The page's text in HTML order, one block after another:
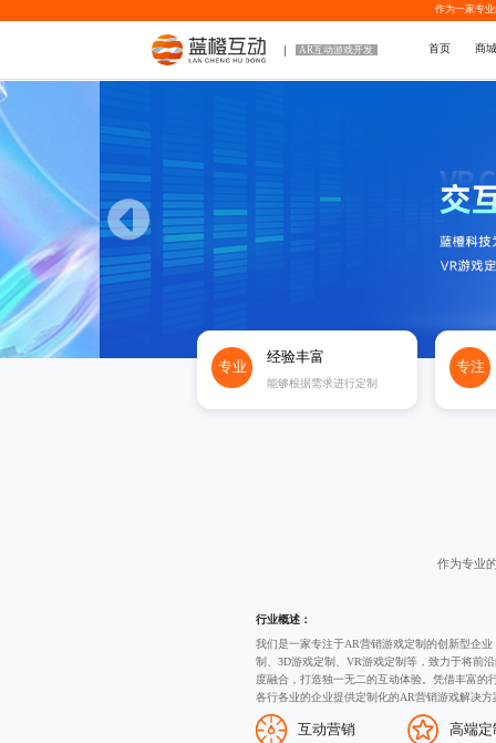
作为一家专业
AR互动游戏开发 首页 商
专业
经验丰富
能够根据需求进行定制
专注
作为专业
行业概述：
我们是一家专注于AR营销游戏定制的创新型企
制
、3D游戏定制
、VR游戏定制等，致力于将前
度融合，打造独一无二的互动体验。凭借丰富的
各行各业的企业提供定制化的AR营销游戏解决方
互动营销 高端定